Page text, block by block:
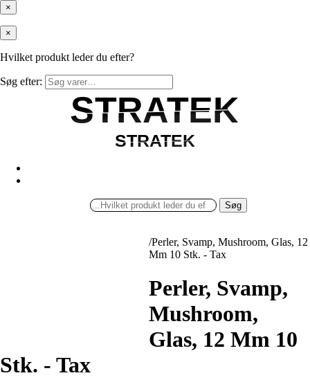
×
×
Hvilket produkt leder du efter?
Søg efter:
STRATEK
STRATEK
STRATEK
STRATEK
Søg
/Perler, Svamp, Mushroom, Glas, 12
Mm 10 Stk. - Tax
Perler, Svamp,
Mushroom,
Glas, 12 Mm 10
Stk. - Tax